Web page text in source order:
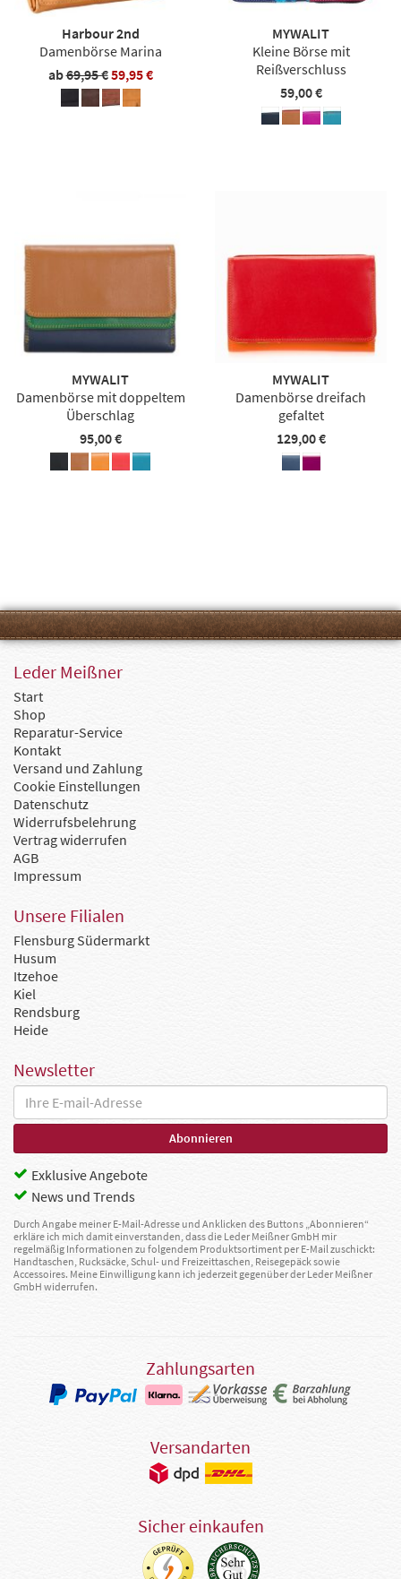
Harbour 2nd
Damenbörse Marina
ab69,95 €59,95 €
MYWALIT
Kleine Börse mit
Reißverschluss
59,00 €
MYWALIT
Damenbörse mit doppeltem
Überschlag
95,00 €
MYWALIT
Damenbörse dreifach
gefaltet
129,00 €
Leder Meißner
Start
Shop
Reparatur-Service
Kontakt
Versand und Zahlung
Cookie Einstellungen
Datenschutz
Widerrufsbelehrung
Vertrag widerrufen
AGB
Impressum
Unsere Filialen
Flensburg Südermarkt
Husum
Itzehoe
Kiel
Rendsburg
Heide
Newsletter
Exklusive Angebote
News und Trends
Durch Angabe meiner E-Mail-Adresse und Anklicken des Buttons „Abonnieren“
erkläre ich mich damit einverstanden, dass die Leder Meißner GmbH mir
regelmäßig Informationen zu folgendem Produktsortiment per E-Mail zuschickt:
Handtaschen, Rucksäcke, Schul- und Freizeittaschen, Reisegepäck sowie
Accessoires. Meine Einwilligung kann ich jederzeit gegenüber der Leder Meißner
GmbH widerrufen.
Zahlungsarten
Versandarten
Sicher einkaufen